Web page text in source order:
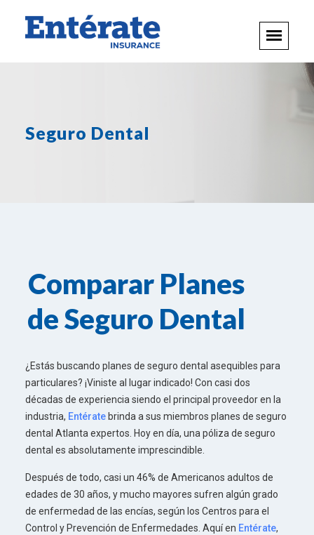
Seguro Dental
Comparar Planes
de Seguro Dental
¿Estás buscando planes de seguro dental asequibles para
particulares? ¡Viniste al lugar indicado! Con casi dos
décadas de experiencia siendo el principal proveedor en la
industria, Entérate brinda a sus miembros planes de seguro
dental Atlanta expertos. Hoy en día, una póliza de seguro
dental es absolutamente imprescindible.
Después de todo, casi un 46% de Americanos adultos de
edades de 30 años, y mucho mayores sufren algún grado
de enfermedad de las encías, según los Centros para el
Control y Prevención de Enfermedades. Aquí en Entérate,